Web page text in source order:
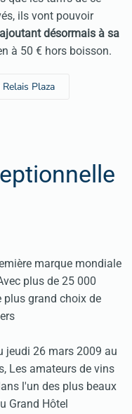
ils vont pouvoir
ajoutant désormais à sa
à 50 € hors boisson.
Plaza
marque mondiale
plus de 25 000
plus grand choix de
jeudi 26 mars 2009 au
Les amateurs de vins
l'un des plus beaux
Grand Hôtel